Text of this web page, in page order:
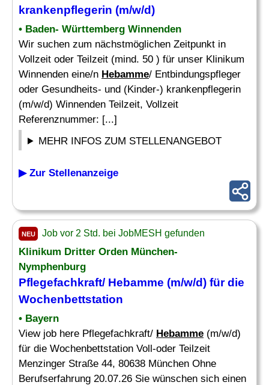
krankenpflegerin (m/w/d)
• Baden- Württemberg Winnenden
Wir suchen zum nächstmöglichen Zeitpunkt in
Vollzeit oder Teilzeit (mind. 50 ) für unser Klinikum
Winnenden eine/n Hebamme/ Entbindungspfleger
oder Gesundheits- und (Kinder-) krankenpflegerin
(m/w/d) Winnenden Teilzeit, Vollzeit
Referenznummer: [...]
MEHR INFOS ZUM STELLENANGEBOT
▶ Zur Stellenanzeige
NEU Job vor 2 Std. bei JobMESH gefunden
Klinikum Dritter Orden München-
Nymphenburg
Pflegefachkraft/ Hebamme (m/w/d) für die
Wochenbettstation
• Bayern
View job here Pflegefachkraft/ Hebamme (m/w/d)
für die Wochenbettstation Voll-oder Teilzeit
Menzinger Straße 44, 80638 München Ohne
Berufserfahrung 20.07.26 Sie wünschen sich einen